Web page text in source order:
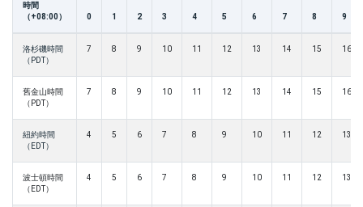
時間
（+08:00）
0 1 2 3 4 5 6 7 8 9
洛杉磯時間
（PDT）
7 8 9 10 11 12 13 14 15 16
舊金山時間
（PDT）
7 8 9 10 11 12 13 14 15 16
紐約時間
（EDT）
4 5 6 7 8 9 10 11 12 13
波士頓時間
（EDT）
4 5 6 7 8 9 10 11 12 13